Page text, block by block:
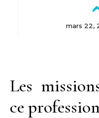
mars 22,
Les
ce